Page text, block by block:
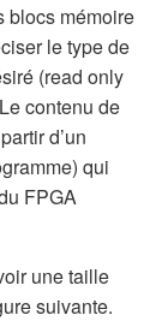
blocs mémoire
le type de
(read only
contenu de
d’un
qui
FPGA
une taille
suivante.